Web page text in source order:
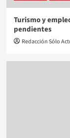
Turismo y
pendientes
Redacción Sólo